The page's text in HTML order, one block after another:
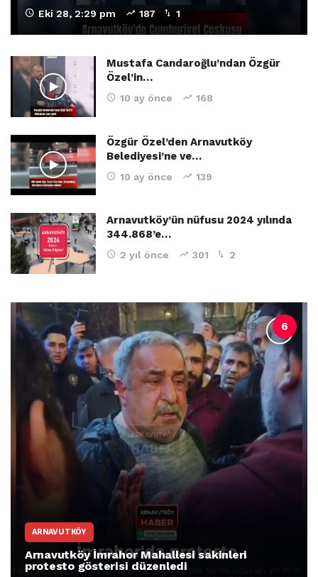
Eki 28, 2:29 pm 187 1
Mustafa Candaroğlu’ndan Özgür
Özel’in…
10 ay önce 168
Özgür Özel’den Arnavutköy
Belediyesi’ne ve…
10 ay önce 139
Arnavutköy’ün nüfusu 2024 yılında
344.868’e…
2 yıl önce 301 2
ARNAVUTKÖY
Arnavutköy İmrahor Mahallesi sakinleri
protesto gösterisi düzenledi